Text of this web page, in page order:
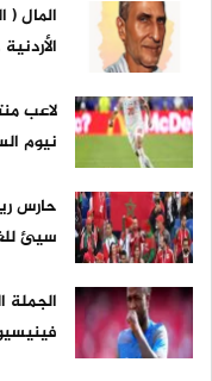
المال
لاعب
نيوم
حارس
سيئ
الجملة